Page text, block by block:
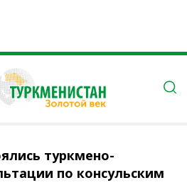
туркмено-
по консульским